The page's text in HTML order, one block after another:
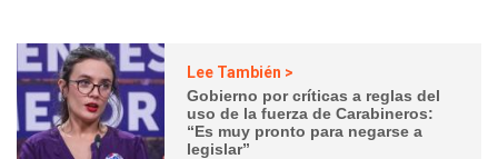
Lee También >
Gobierno por críticas a reglas del
uso de la fuerza de Carabineros:
“Es muy pronto para negarse a
legislar”